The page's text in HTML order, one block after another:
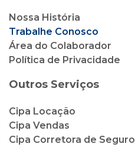
Nossa História
Trabalhe Conosco
Área do Colaborador
Política de Privacidade
Outros Serviços
Cipa Locação
Cipa Vendas
Cipa Corretora de Seguro